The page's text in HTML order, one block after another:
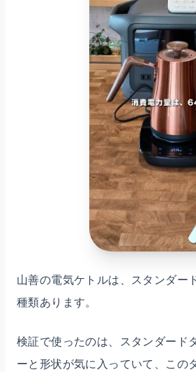
山善の電気ケトルは、スタンダー
種類あります。
検証で使ったのは、スタンダード
ーと形状が気に入っていて、この